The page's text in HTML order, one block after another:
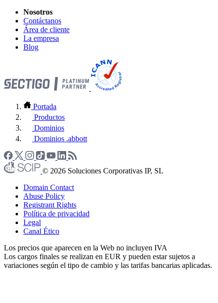
Nosotros
Contáctanos
Área de cliente
La empresa
Blog
Portada
Productos
Dominios
Dominios .abbott
© 2026 Soluciones Corporativas IP, SL
Domain Contact
Abuse Policy
Registrant Rights
Política de privacidad
Legal
Canal Ético
Los precios que aparecen en la Web no incluyen IVA
Los cargos finales se realizan en EUR y pueden estar sujetos a
variaciones según el tipo de cambio y las tarifas bancarias aplicadas.